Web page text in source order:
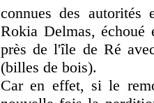
connues des autorités
Rokia Delmas, échoué
près de l'île de Ré
(billes de bois).
Car en effet, si le